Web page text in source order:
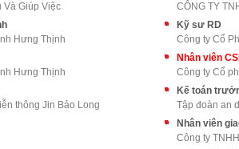
Và Giúp Việc
CÔNG TY
Hưng Thịnh
Kỹ sư RD
Công ty Cổ
Hưng Thịnh
Nhân viên
Công ty Cổ
thông Jin Bảo Long
Kế toán
Tập đoàn an
Nhân viên
Công ty